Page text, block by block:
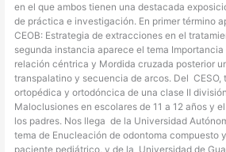
en el que ambos tienen una destacada
de práctica e investigación. En primer término
CEOB: Estrategia de extracciones en el
segunda instancia aparece el tema
relación céntrica y Mordida cruzada posterior
transpalatino y secuencia de arcos. Del CESO,
ortopédica y ortodóncica de una clase II
Maloclusiones en escolares de 11 a 12 años y
los padres. Nos llega de la Universidad
tema de Enucleación de odontoma compuesto
paciente pediátrico, y de la Universidad de